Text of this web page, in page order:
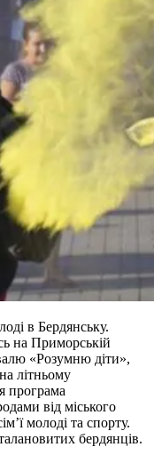
в Бердянську.
на Приморській
«Розумню діти»,
літньому
програма
від міського
молоді та спорту.
бердянців.